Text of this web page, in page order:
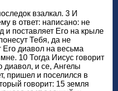
взалкал. 3 И
в ответ: написано: не
и поставляет Его на крыле
Тебя, да не
Его диавол на весьма
10 Тогда Иисус говорит
диавол, и се, Ангелы
пришел и поселился в
говорит: 15 земля